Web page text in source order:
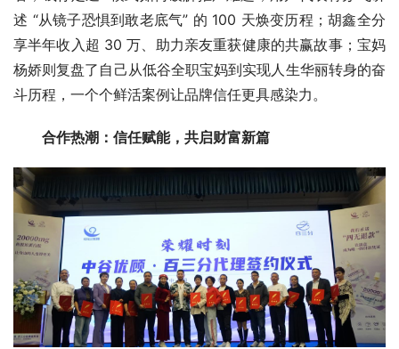
述 “从镜子恐惧到敢老底气” 的 100 天焕变历程；胡鑫全分
享半年收入超 30 万、助力亲友重获健康的共赢故事；宝妈
杨娇则复盘了自己从低谷全职宝妈到实现人生华丽转身的奋
斗历程，一个个鲜活案例让品牌信任更具感染力。
合作热潮：信任赋能，共启财富新篇